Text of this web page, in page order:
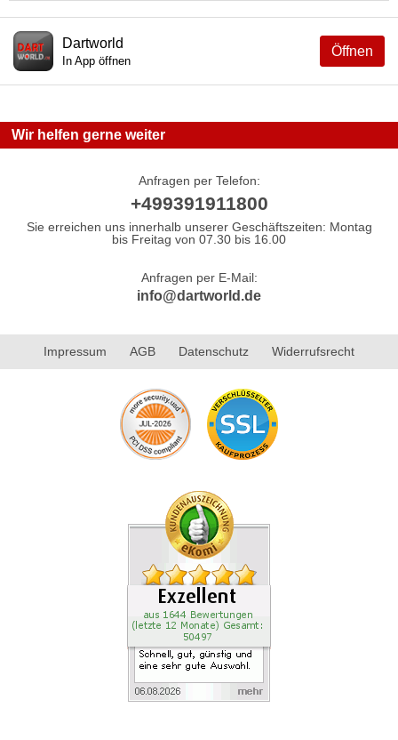
Öffnen
Dartworld
In App öffnen
Wir helfen gerne weiter
Anfragen per Telefon:
+499391911800
Sie erreichen uns innerhalb unserer Geschäftszeiten: Montag
bis Freitag von 07.30 bis 16.00
Anfragen per E-Mail:
info@dartworld.de
Impressum AGB Datenschutz Widerrufsrecht